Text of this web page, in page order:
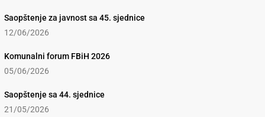
Saopštenje za javnost sa 45. sjednice
12/06/2026
Komunalni forum FBiH 2026
05/06/2026
Saopštenje sa 44. sjednice
21/05/2026